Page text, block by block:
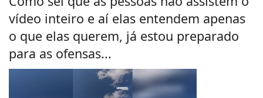
vídeo inteiro e aí elas entendem apenas
o que elas querem, já estou preparado
para as ofensas...